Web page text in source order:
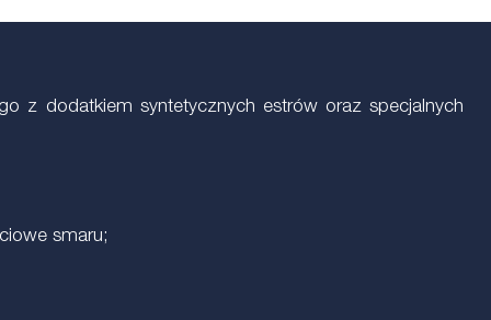
z dodatkiem syntetycznych estrów oraz specjalnych
smaru;